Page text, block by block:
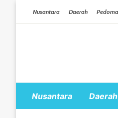
Nusantara Daerah
Nusantara Daerah